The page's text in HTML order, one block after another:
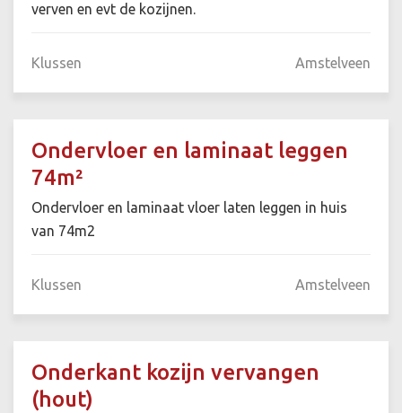
verven en evt de kozijnen.
Klussen Amstelveen
Ondervloer en laminaat leggen
74m²
Ondervloer en laminaat vloer laten leggen in huis
van 74m2
Klussen Amstelveen
Onderkant kozijn vervangen
(hout)